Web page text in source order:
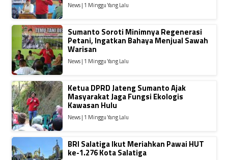
News | 1 Minggu Yang Lalu
Sumanto Soroti Minimnya Regenerasi
Petani, Ingatkan Bahaya Menjual Sawah
Warisan
News | 1 Minggu Yang Lalu
Ketua DPRD Jateng Sumanto Ajak
Masyarakat Jaga Fungsi Ekologis
Kawasan Hulu
News | 1 Minggu Yang Lalu
BRI Salatiga Ikut Meriahkan Pawai HUT
ke-1.276 Kota Salatiga